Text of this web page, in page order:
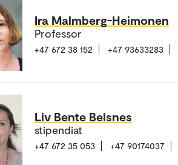
Ira Malmberg-Heimonen
Professor
+47 672 38 152 +47 93633283
Liv Bente Belsnes
stipendiat
+47 672 35 053 +47 90174037